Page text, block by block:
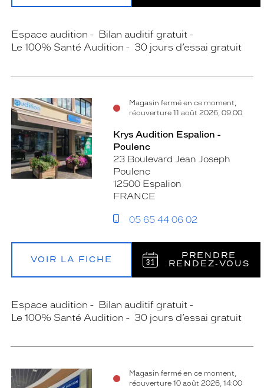
Espace audition
Bilan auditif gratuit
Le 100% Santé Audition
30 jours d’essai gratuit
Magasin fermé en ce moment,
réouverture 11 août 2026, 09:00
Krys Audition Espalion -
Poulenc
23 Boulevard Jean Joseph
Poulenc
12500 Espalion
FRANCE
05 65 44 06 02
VOIR LA FICHE
PRENDRE
RENDEZ‑VOUS
Espace audition
Bilan auditif gratuit
Le 100% Santé Audition
30 jours d’essai gratuit
Magasin fermé en ce moment,
réouverture 10 août 2026, 14:00